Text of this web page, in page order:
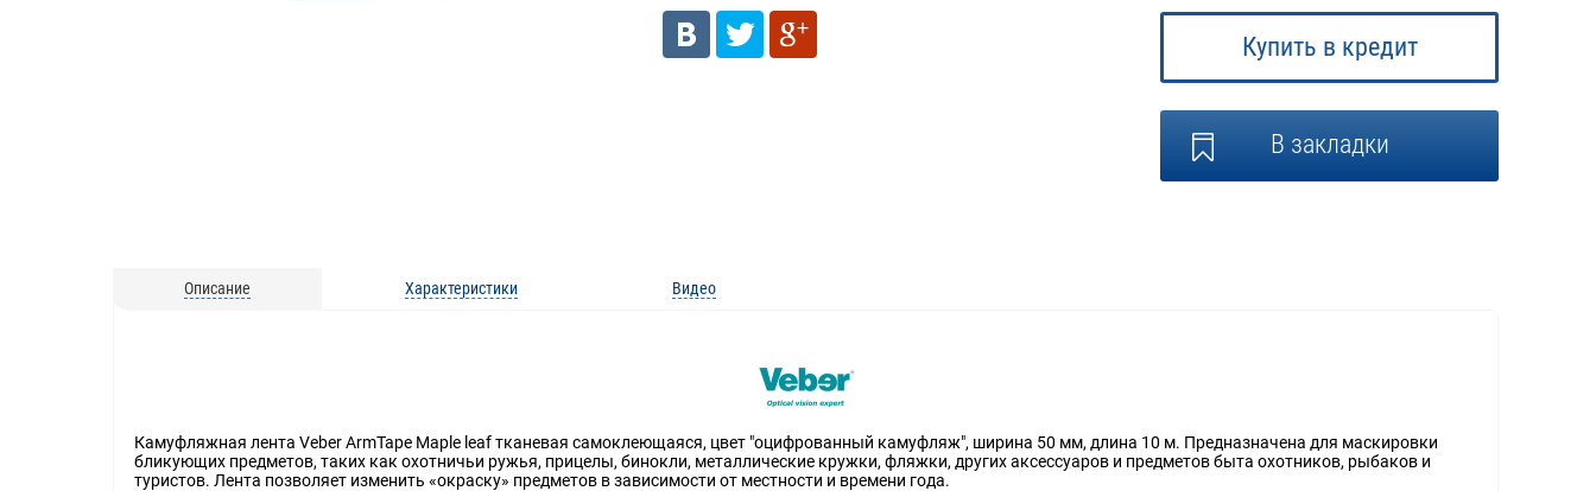
Купить в кредит
В закладки
Описание Характеристики Видео
Камуфляжная лента Veber ArmTape Maple leaf тканевая самоклеющаяся, цвет "оцифрованный камуфляж", ширина 50 мм, длина 10 м. Предназначена для маскировки
бликующих предметов, таких как охотничьи ружья, прицелы, бинокли, металлические кружки, фляжки, других аксессуаров и предметов быта охотников, рыбаков и
туристов. Лента позволяет изменить «окраску» предметов в зависимости от местности и времени года.